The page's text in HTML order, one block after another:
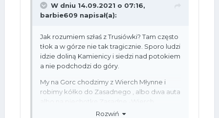
W dniu 14.09.2021 o 07:16,
barbie609 napisał(a):
Jak rozumiem szłaś z Trusiówki? Tam często
tłok a w górze nie tak tragicznie. Sporo ludzi
idzie doliną Kamienicy i siedzi nad potokiem
a nie podchodzi do góry.
My na Gorc chodzimy z Wierch Młynne i
robimy kółko do Zasadnego , albo dwa auta
albo na piechotkę Zasadne -Wierch
Rozwiń